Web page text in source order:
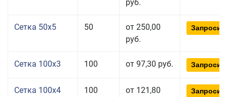
руб.
Сетка 50x5 50
от 250,00
руб.
Сетка 100x3 100 от 97,30 руб.
Сетка 100x4 100
от 121,80